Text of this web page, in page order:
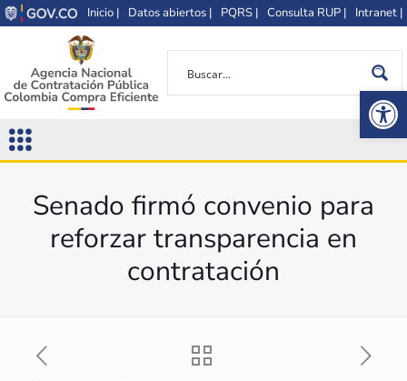
Inicio | Datos abiertos | PQRS | Consulta RUP | Intranet |
Senado firmó convenio para
reforzar transparencia en
contratación